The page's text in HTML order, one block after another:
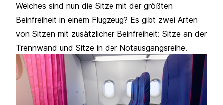
Welches sind nun die Sitze mit der größten
Beinfreiheit in einem Flugzeug? Es gibt zwei Arten
von Sitzen mit zusätzlicher Beinfreiheit: Sitze an der
Trennwand und Sitze in der Notausgangsreihe.